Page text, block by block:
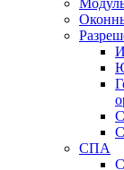
СПА